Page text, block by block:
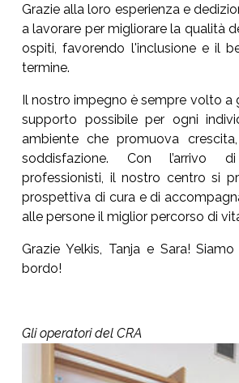
Show larger version
Grazie alla loro esperienza e
a lavorare per migliorare la qualità
ospiti, favorendo l'inclusione e il
termine.
Il nostro impegno è sempre volto a
supporto possibile per ogni
ambiente che promuova
soddisfazione. Con l’arrivo
professionisti, il nostro centro si
prospettiva di cura e di
alle persone il miglior percorso di
Grazie Yelkis, Tanja e Sara!
bordo!
Gli operatori del CRA